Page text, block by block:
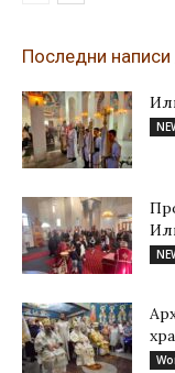
Последни